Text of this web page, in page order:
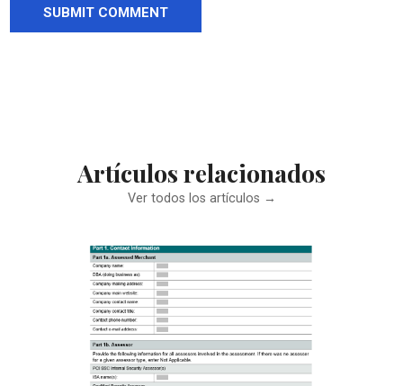
Artículos relacionados
Ver todos los artículos →